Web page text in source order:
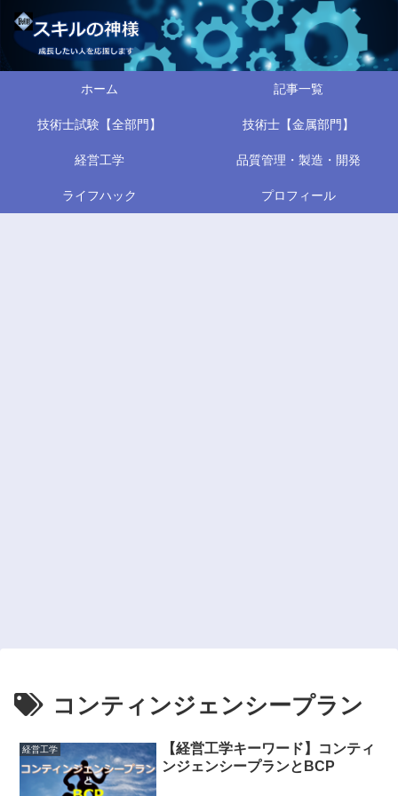
ホーム 記事一覧
技術士試験【全部門】 技術士【金属部門】
経営工学 品質管理・製造・開発
ライフハック プロフィール
コンティンジェンシープラン
経営工学
【経営工学キーワード】コンティ
ンジェンシープランとBCP